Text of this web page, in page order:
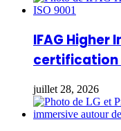
IFAG
certification
juillet 28, 2026